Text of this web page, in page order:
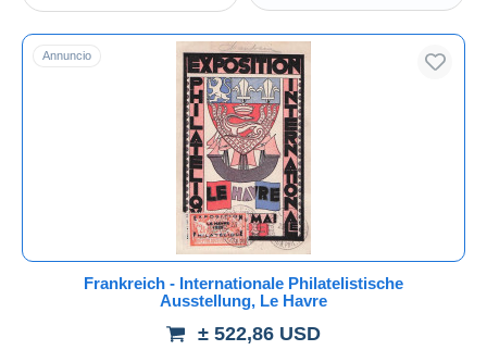
Europa
In corso
Prezzo fisso
Asta con offerte
Aste senza offerte
Annuncio
Frankreich - Internationale Philatelistische
Ausstellung, Le Havre
± 522,86 USD